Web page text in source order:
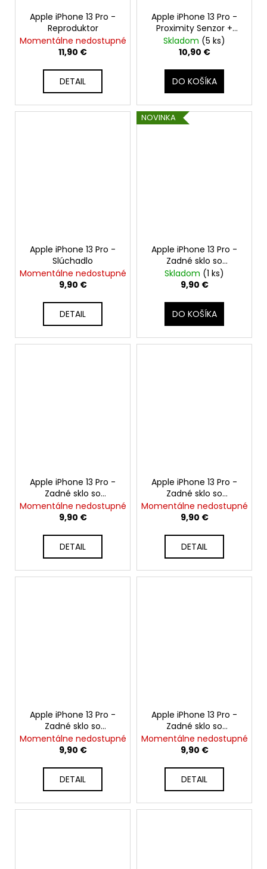
Apple iPhone 13 Pro -
Reproduktor
Momentálne nedostupné
11,90 €
DETAIL
Apple iPhone 13 Pro -
Proximity Senzor +
Mikrofón + Flex Kábel
Skladom (5 ks)
10,90 €
DO KOŠÍKA
Apple iPhone 13 Pro -
Slúchadlo
Momentálne nedostupné
9,90 €
DETAIL
NOVINKA
Apple iPhone 13 Pro -
Zadné sklo so
zväčšeným otvorom
na kameru +
(Alpská zelená / Alpine
Green)
Skladom (1 ks)
9,90 €
DO KOŠÍKA
Apple iPhone 13 Pro -
Zadné sklo so
zväčšeným otvorom
na kameru +
(Grafitová / Graphite)
Momentálne nedostupné
9,90 €
DETAIL
Apple iPhone 13 Pro -
Zadné sklo so
zväčšeným otvorom
na kameru +
(Horská modrá / Sierra
Blue)
Momentálne nedostupné
9,90 €
DETAIL
Apple iPhone 13 Pro -
Zadné sklo so
zväčšeným otvorom
na kameru +
(Strieborná / Silver)
Momentálne nedostupné
9,90 €
DETAIL
Apple iPhone 13 Pro -
Zadné sklo so
zväčšeným otvorom
na kameru +
(Zlatá / Gold)
Momentálne nedostupné
9,90 €
DETAIL